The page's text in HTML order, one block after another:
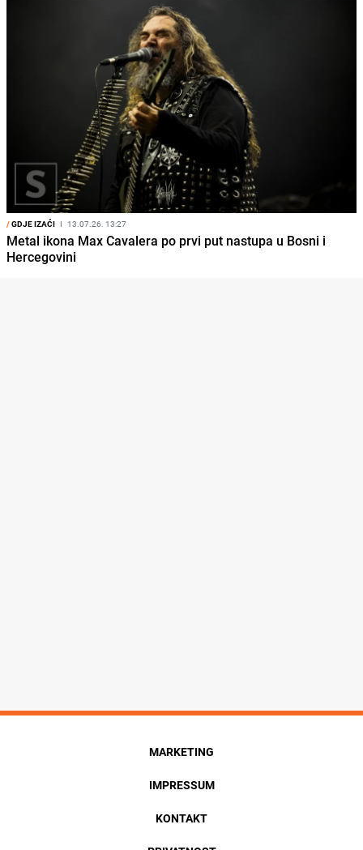
/GDJE IZAĆI I 13.07.26. 13:27
Metal ikona Max Cavalera po prvi put nastupa u Bosni i
Hercegovini
MARKETING
IMPRESSUM
KONTAKT